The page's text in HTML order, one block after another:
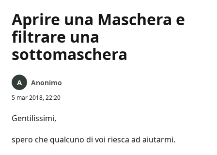
Aprire una Maschera e
filtrare una
sottomaschera
Anonimo
5 mar 2018, 22:20
Gentilissimi,
spero che qualcuno di voi riesca ad aiutarmi.